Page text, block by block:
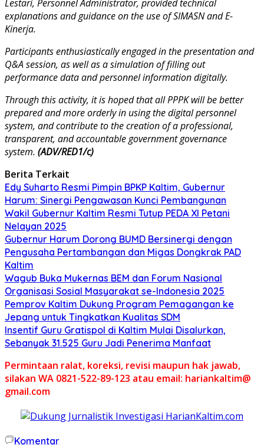
Lestari, Personnel Administrator, provided technical
explanations and guidance on the use of SIMASN and E-
Kinerja.
Participants enthusiastically engaged in the presentation and
Q&A session, as well as a simulation of filling out
performance data and personnel information digitally.
Through this activity, it is hoped that all PPPK will be better
prepared and more orderly in using the digital personnel
system, and contribute to the creation of a professional,
transparent, and accountable government governance
system. (ADV/RED1/c)
Berita Terkait
Edy Suharto Resmi Pimpin BPKP Kaltim, Gubernur
Harum: Sinergi Pengawasan Kunci Pembangunan
Wakil Gubernur Kaltim Resmi Tutup PEDA XI Petani
Nelayan 2025
Gubernur Harum Dorong BUMD Bersinergi dengan
Pengusaha Pertambangan dan Migas Dongkrak PAD
Kaltim
Wagub Buka Mukernas BEM dan Forum Nasional
Organisasi Sosial Masyarakat se-Indonesia 2025
Pemprov Kaltim Dukung Program Pemagangan ke
Jepang untuk Tingkatkan Kualitas SDM
Insentif Guru Gratispol di Kaltim Mulai Disalurkan,
Sebanyak 31.525 Guru Jadi Penerima Manfaat
Permintaan ralat, koreksi, revisi maupun hak jawab,
silakan WA 0821-522-89-123 atau email: hariankaltim@
gmail.com
Komentar